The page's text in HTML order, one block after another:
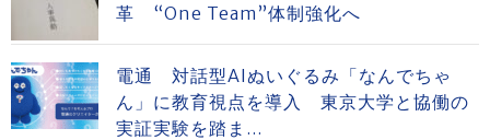
革 “One Team”体制強化へ
電通 対話型AIぬいぐるみ「なんでちゃ
ん」に教育視点を導入 東京大学と協働の
実証実験を踏ま...